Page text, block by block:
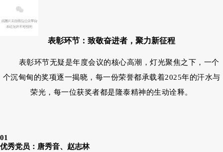
表彰环节：致敬奋进者，聚力新征程
表彰环节无疑是年度会议的核心高潮，灯光聚焦之下，一个
个沉甸甸的奖项逐一揭晓，每一份荣誉都承载着2025年的汗水与
荣光，每一位获奖者都是隆泰精神的生动诠释。
01
优秀党员：唐秀音、赵志林